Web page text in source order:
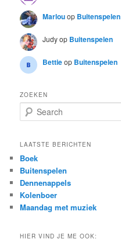
Marlouop Buitenspelen
Judyop Buitenspelen
Bettieop Buitenspelen
ZOEKEN
e
r
h
LAATSTE BERICHTEN
Boek
Buitenspelen
Dennenappels
Kolenboer
Maandag met muziek
HIER VIND JE ME OOK: